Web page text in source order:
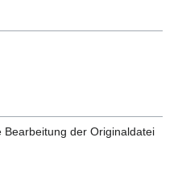
der Originaldatei